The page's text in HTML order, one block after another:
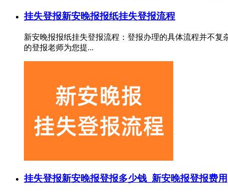
挂失登报新安晚报报纸挂失登报流程
新安晚报报纸挂失登报流程：登报办理的具体流程并不
的登报老师为您提...
挂失登报新安晚报登报多少钱_新安晚报登报费用